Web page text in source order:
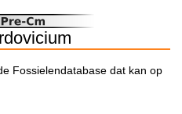
Fossielendatabase dat kan op